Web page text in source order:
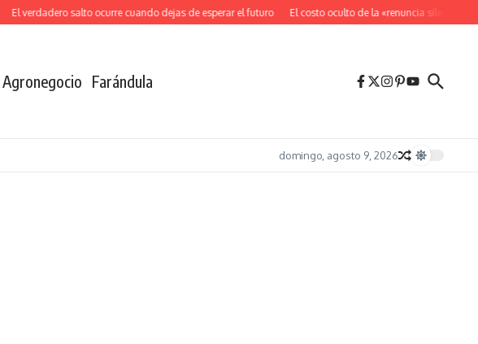
El verdadero salto ocurre cuando dejas de esperar el futuro El costo oculto de la «renuncia silenciosa»
Agronegocio Farándula
domingo, agosto 9, 2026